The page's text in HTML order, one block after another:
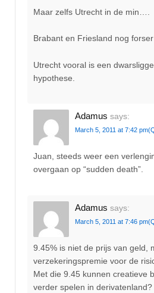
Maar zelfs Utrecht in de min….
Brabant en Friesland nog
Utrecht vooral is een
hypothese.
Adamus says:
March 5, 2011 at 7:42 pm
Juan, steeds weer een
overgaan op “sudden death”.
Adamus says:
March 5, 2011 at 7:46 pm
9.45% is niet de prijs van geld,
verzekeringspremie voor de
Met die 9.45 kunnen creatieve
verder spelen in derivatenland?